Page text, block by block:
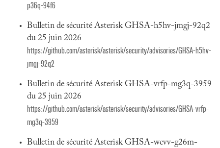
p36q-94f6
Bulletin de sécurité Asterisk GHSA-h5hv-jmgj-92q2
du 25 juin 2026
https://github.com/asterisk/asterisk/security/advisories/GHSA-h5hv-
jmgj-92q2
Bulletin de sécurité Asterisk GHSA-vrfp-mg3q-3959
du 25 juin 2026
https://github.com/asterisk/asterisk/security/advisories/GHSA-vrfp-
mg3q-3959
Bulletin de sécurité Asterisk GHSA-wcvv-g26m-